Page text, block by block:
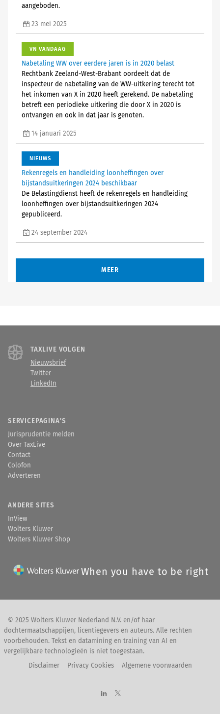
aangeboden.
23 mei 2025
VN VANDAAG
Nabetaling WW over eerdere jaren is in 2020 belast
Rechtbank Zeeland-West-Brabant oordeelt dat de
inspecteur de nabetaling van de WW-uitkering terecht tot
het inkomen van X in 2020 heeft gerekend. De nabetaling
betreft een periodieke uitkering die door X in 2020 is
ontvangen en ook in dat jaar is genoten.
14 januari 2025
NIEUWS
Rekenregels en handleiding loonheffingen over
bijstandsuitkeringen 2024 beschikbaar
De Belastingdienst heeft de rekenregels en handleiding
loonheffingen over bijstandsuitkeringen 2024
gepubliceerd.
24 september 2024
MEER
TAXLIVE VOLGEN
Nieuwsbrief
Twitter
LinkedIn
SERVICEPAGINA'S
Jurisprudentie melden
Over TaxLive
Contact
Colofon
Adverteren
ANDERE SITES
InView
Wolters Kluwer
Wolters Kluwer Shop
When you have to be right
© 2025 Wolters Kluwer Nederland N.V. en/of haar
dochtermaatschappijen, licentiegevers en auteurs. Alle rechten
voorbehouden. Tekst en datamining en training van AI en
vergelijkbare technologieën is niet toegestaan.
Disclaimer
Privacy Cookies Algemene voorwaarden